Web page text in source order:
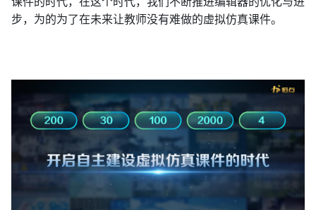
步，为的为了在未来让教师没有难做的虚拟仿真课件。